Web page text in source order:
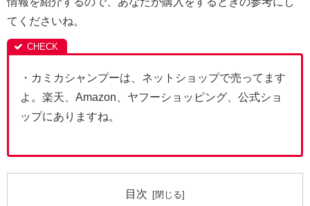
てくださいね。
・カミカシャンプーは、ネットショップで売ってます
よ。楽天、Amazon、ヤフーショッピング、公式ショ
ップにありますね。
目次